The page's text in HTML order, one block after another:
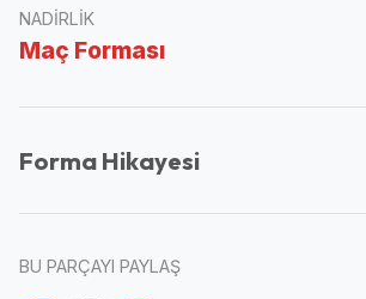
NADIRLIK
Maç Forması
Forma Hikayesi
BU PARÇAYI PAYLAŞ